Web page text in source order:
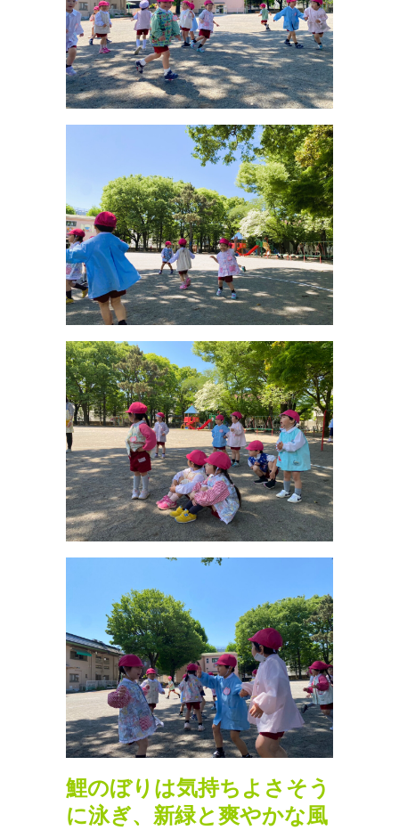
鯉のぼりは気持ちよさそう
に泳ぎ、新緑と爽やかな風